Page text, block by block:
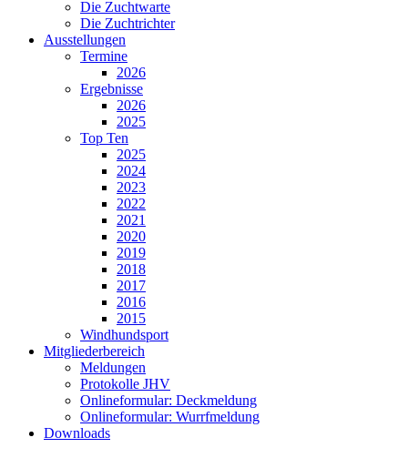
Die Zuchtwarte
Die Zuchtrichter
Ausstellungen
Termine
2026
Ergebnisse
2026
2025
Top Ten
2025
2024
2023
2022
2021
2020
2019
2018
2017
2016
2015
Windhundsport
Mitgliederbereich
Meldungen
Protokolle JHV
Onlineformular: Deckmeldung
Onlineformular: Wurrfmeldung
Downloads